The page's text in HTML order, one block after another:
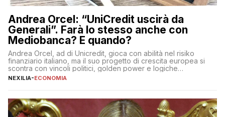
Andrea Orcel: “UniCredit uscirà da
Generali”. Farà lo stesso anche con
Mediobanca? E quando?
Andrea Orcel, ad di Unicredit, gioca con abilità nel risiko
finanziario italiano, ma il suo progetto di crescita europea si
scontra con vincoli politici, golden power e logiche
protezionistiche. Orcel e la mossa su Generali Andrea Orcel,
NEXILIA-ECONOMIA